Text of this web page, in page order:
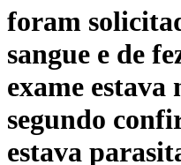
foram
sangue e de
exame estava
segundo
estava